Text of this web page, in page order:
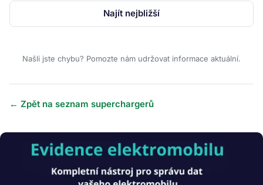
Najít nejbližší
Našli jste chybu? Pomozte nám udržovat informace aktuální.
← Zpět na seznam superchargerů
Obrázek